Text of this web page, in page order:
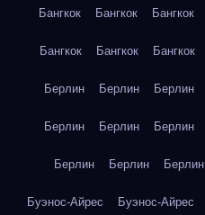
Бангкок Бангкок Бангкок
Бангкок Бангкок Бангкок
Берлин Берлин Берлин
Берлин Берлин Берлин
Берлин Берлин Берлин
Буэнос-Айрес Буэнос-Айрес